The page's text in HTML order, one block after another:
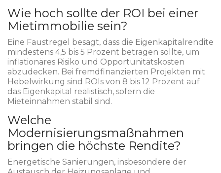
Wie hoch sollte der ROI bei einer
Mietimmobilie sein?
Eine Faustregel besagt, dass die Eigenkapitalrendite
mindestens 4,5 bis 5 Prozent betragen sollte, um
inflationäres Risiko und Opportunitätskosten
abzudecken. Bei fremdfinanzierten Projekten mit
Hebelwirkung sind ROIs von 8 bis 12 Prozent auf
das Eigenkapital realistisch, sofern die
Mieteinnahmen stabil sind.
Welche
Modernisierungsmaßnahmen
bringen die höchste Rendite?
Energetische Sanierungen, insbesondere der